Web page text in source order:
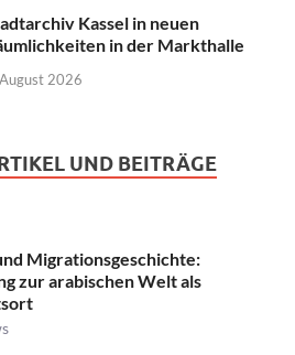
Kassel in neuen
in der Markthalle
2026
UND BEITRÄGE
Migrationsgeschichte:
zur arabischen Welt als